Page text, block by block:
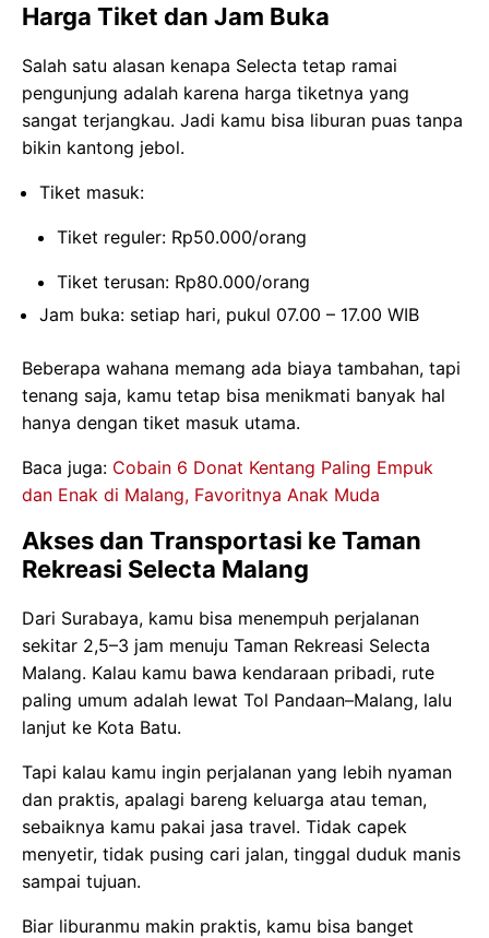
Harga Tiket dan Jam Buka
Salah satu alasan kenapa Selecta tetap ramai
pengunjung adalah karena harga tiketnya yang
sangat terjangkau. Jadi kamu bisa liburan puas tanpa
bikin kantong jebol.
Tiket masuk:
Tiket reguler: Rp50.000/orang
Tiket terusan: Rp80.000/orang
Jam buka: setiap hari, pukul 07.00 – 17.00 WIB
Beberapa wahana memang ada biaya tambahan, tapi
tenang saja, kamu tetap bisa menikmati banyak hal
hanya dengan tiket masuk utama.
Baca juga: Cobain 6 Donat Kentang Paling Empuk
dan Enak di Malang, Favoritnya Anak Muda
Akses dan Transportasi ke Taman
Rekreasi Selecta Malang
Dari Surabaya, kamu bisa menempuh perjalanan
sekitar 2,5–3 jam menuju Taman Rekreasi Selecta
Malang. Kalau kamu bawa kendaraan pribadi, rute
paling umum adalah lewat Tol Pandaan–Malang, lalu
lanjut ke Kota Batu.
Tapi kalau kamu ingin perjalanan yang lebih nyaman
dan praktis, apalagi bareng keluarga atau teman,
sebaiknya kamu pakai jasa travel. Tidak capek
menyetir, tidak pusing cari jalan, tinggal duduk manis
sampai tujuan.
Biar liburanmu makin praktis, kamu bisa banget